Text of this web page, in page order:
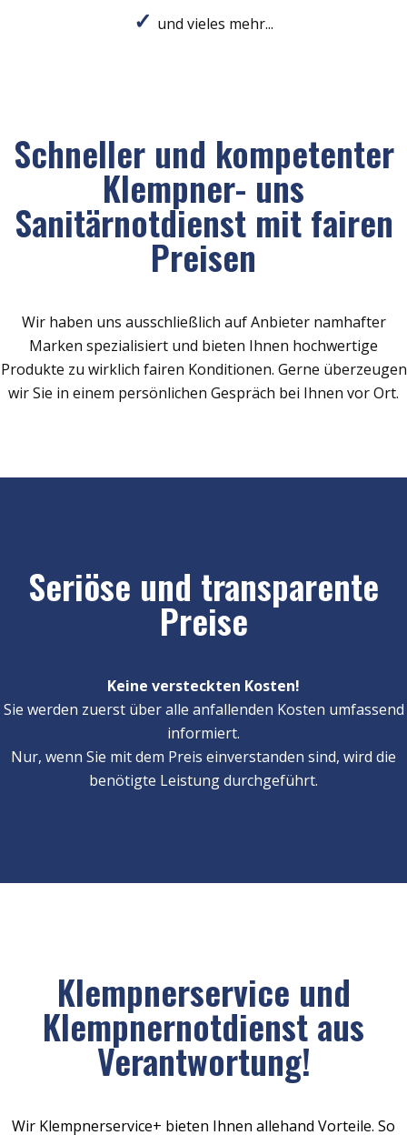
und vieles mehr...
Schneller und kompetenter
Klempner- uns
Sanitärnotdienst mit fairen
Preisen
Wir haben uns ausschließlich auf Anbieter namhafter
Marken spezialisiert und bieten Ihnen hochwertige
Produkte zu wirklich fairen Konditionen. Gerne überzeugen
wir Sie in einem persönlichen Gespräch bei Ihnen vor Ort.
Seriöse und transparente
Preise
Keine versteckten Kosten!
Sie werden zuerst über alle anfallenden Kosten umfassend
informiert.
Nur, wenn Sie mit dem Preis einverstanden sind, wird die
benötigte Leistung durchgeführt.
Klempnerservice und
Klempnernotdienst aus
Verantwortung!
Wir Klempnerservice+ bieten Ihnen allehand Vorteile. So